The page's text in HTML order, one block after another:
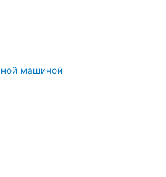
машиной